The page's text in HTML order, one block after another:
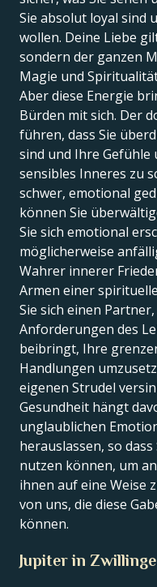
Sie absolut loyal sind
wollen. Deine Liebe
sondern der ganzen
Magie und
Aber diese Energie
Bürden mit sich. Der
führen, dass Sie
sind und Ihre Gefühle
sensibles Inneres zu
schwer, emotional
können Sie
Sie sich emotional
möglicherweise
Wahrer innerer
Armen einer
Sie sich einen
Anforderungen des
beibringt, Ihre
Handlungen
eigenen Strudel
Gesundheit hängt
unglaublichen
herauslassen, so
nutzen können, um
ihnen auf eine Weise
von uns, die diese
können.
Jupiter in Zwillinge